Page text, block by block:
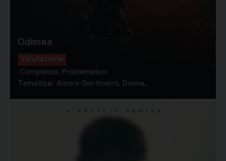
Odissea
Valutazione
Complesso, Problematico
Tematica: Amore-Sentimenti, Donna...